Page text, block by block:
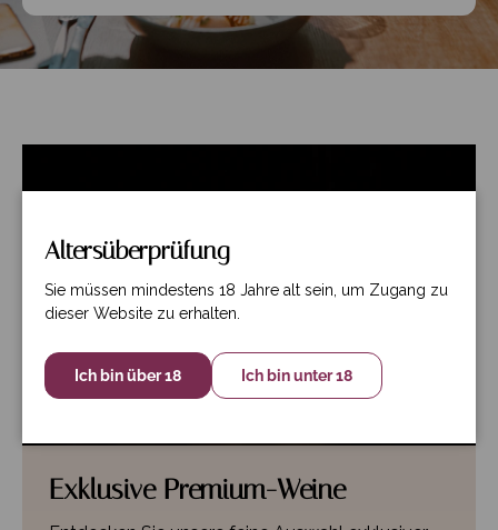
Exklusive Premium-Weine
Altersüberprüfung
Sie müssen mindestens 18 Jahre alt sein, um Zugang zu
dieser Website zu erhalten.
Ich bin über 18 Ich bin unter 18